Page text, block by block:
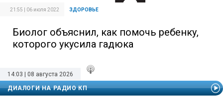
21:55 | 06 июля 2022 ЗДОРОВЬЕ
Биолог объяснил, как помочь ребенку,
которого укусила гадюка
14:03 | 08 августа 2026
ДИАЛОГИ НА РАДИО КП